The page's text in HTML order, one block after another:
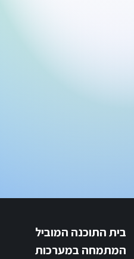
בית התוכנה המוביל
המתמחה במערכות